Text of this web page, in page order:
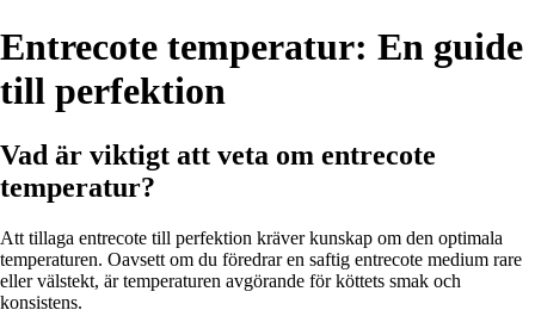
Entrecote temperatur: En guide
till perfektion
Vad är viktigt att veta om entrecote
temperatur?
Att tillaga entrecote till perfektion kräver kunskap om den optimala
temperaturen. Oavsett om du föredrar en saftig entrecote medium rare
eller välstekt, är temperaturen avgörande för köttets smak och
konsistens.